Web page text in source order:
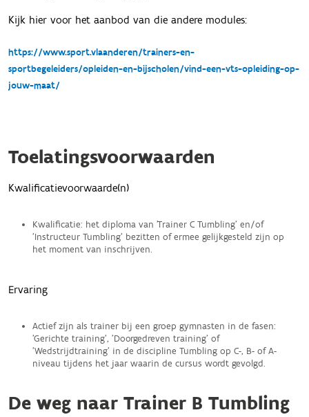
Kijk hier voor het aanbod van die andere modules:
https://www.sport.vlaanderen/trainers-en-
sportbegeleiders/opleiden-en-bijscholen/vind-een-vts-opleiding-op-
jouw-maat/
Toelatingsvoorwaarden
Kwalificatievoorwaarde(n)
Kwalificatie: het diploma van 'Trainer C Tumbling' en/of
'Instructeur Tumbling' bezitten of ermee gelijkgesteld zijn op
het moment van inschrijven.
Ervaring
Actief zijn als trainer bij een groep gymnasten in de fasen:
'Gerichte training', 'Doorgedreven training' of
'Wedstrijdtraining' in de discipline Tumbling op C-, B- of A-
niveau tijdens het jaar waarin de cursus wordt gevolgd.
De weg naar Trainer B Tumbling